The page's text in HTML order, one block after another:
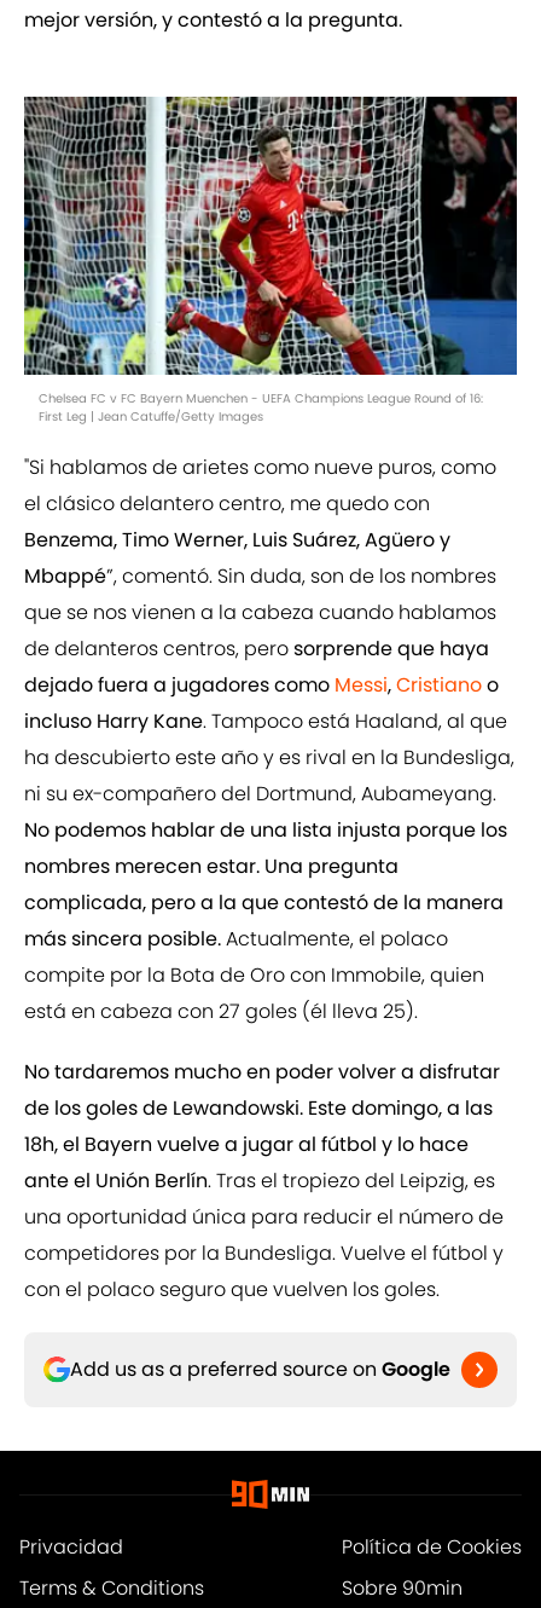
mejor versión, y contestó a la pregunta.
Chelsea FC v FC Bayern Muenchen - UEFA Champions League Round of 16:
First Leg | Jean Catuffe/Getty Images
"Si hablamos de arietes como nueve puros, como
el clásico delantero centro, me quedo con
Benzema, Timo Werner, Luis Suárez, Agüero y
Mbappé”, comentó. Sin duda, son de los nombres
que se nos vienen a la cabeza cuando hablamos
de delanteros centros, perosorprende que haya
dejado fuera a jugadores como Messi,Cristianoo
incluso Harry Kane. Tampoco está Haaland, al que
ha descubierto este año y es rival en la Bundesliga,
ni su ex-compañero del Dortmund, Aubameyang.
No podemos hablar de una lista injusta porque los
nombres merecen estar. Una pregunta
complicada, pero a la que contestó de la manera
más sincera posible.Actualmente, el polaco
compite por la Bota de Oro con Immobile, quien
está en cabeza con 27 goles (él lleva 25).
No tardaremos mucho en poder volver a disfrutar
de los goles de Lewandowski. Este domingo, a las
18h, el Bayern vuelve a jugar al fútbol y lo hace
ante el Unión Berlín. Tras el tropiezo del Leipzig, es
una oportunidad única para reducir el número de
competidores por la Bundesliga. Vuelve el fútbol y
con el polaco seguro que vuelven los goles.
Add us as a preferred source on Google
Privacidad
Política de Cookies
Terms & Conditions
Sobre 90min